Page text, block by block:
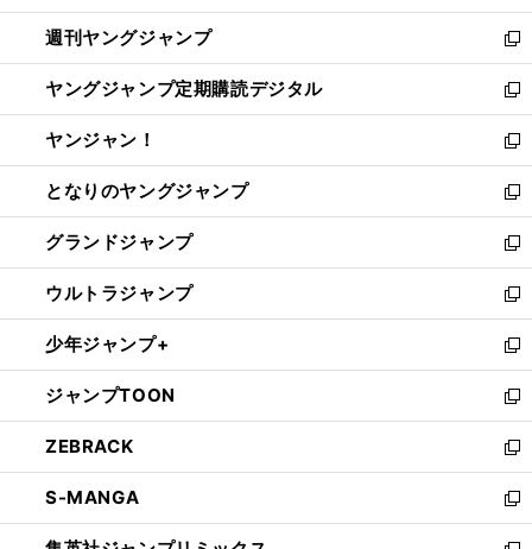
開
く
ウ
で
開
く
ン
ド
ウ
で
開
く
ウ
ィ
ン
ド
ウ
で
開
く
週刊ヤングジャンプ
新
し
い
ウ
ィ
ン
ド
ウ
で
開
く
ヤングジャンプ定期購読デジタル
新
し
い
ウ
ィ
ン
ド
ウ
で
開
く
ヤンジャン！
新
し
い
ウ
ィ
ン
ド
ウ
で
開
く
となりのヤングジャンプ
新
し
い
ウ
ィ
ン
ド
ウ
で
開
く
グランドジャンプ
新
し
い
ウ
ィ
ン
ド
ウ
で
開
く
ウルトラジャンプ
新
し
い
ウ
ィ
ン
ド
ウ
で
開
少年ジャンプ+
新
し
い
ウ
ィ
ン
ド
ウ
ジャンプTOON
新
し
い
ウ
ィ
ン
ZEBRACK
新
し
い
ウ
S-MANGA
新
し